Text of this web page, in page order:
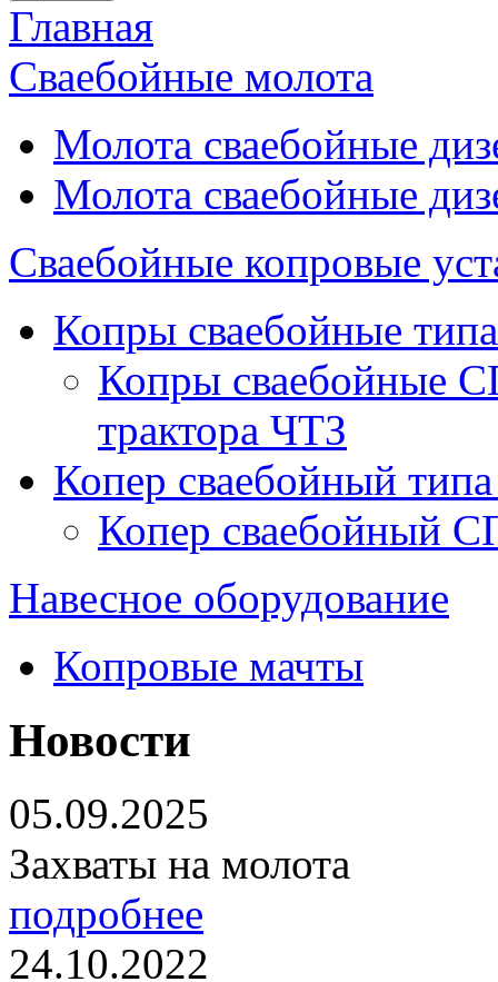
Вы здесь
Главная
Сваебойные молота
Молота сваебойные
Молота сваебойные
Сваебойные копровые
Копры сваебойные
Копры сваебойные
трактора ЧТЗ
Копер сваебойный
Копер сваебойный
Навесное оборудование
Копровые мачты
Новости
05.09.2025
Захваты на молота
подробнее
24.10.2022